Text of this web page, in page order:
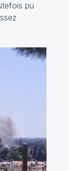
pu